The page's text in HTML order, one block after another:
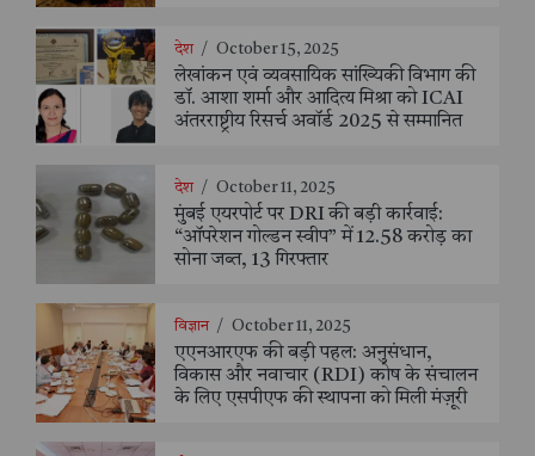
देश / October 15, 2025
लेखांकन एवं व्यवसायिक सांख्यिकी विभाग की
डॉ. आशा शर्मा और आदित्य मिश्रा को ICAI
अंतरराष्ट्रीय रिसर्च अवॉर्ड 2025 से सम्मानित
देश / October 11, 2025
मुंबई एयरपोर्ट पर DRI की बड़ी कार्रवाई:
“ऑपरेशन गोल्डन स्वीप” में 12.58 करोड़ का
सोना जब्त, 13 गिरफ्तार
विज्ञान / October 11, 2025
एएनआरएफ की बड़ी पहल: अनुसंधान,
विकास और नवाचार (RDI) कोष के संचालन
के लिए एसपीएफ की स्थापना को मिली मंज़ूरी